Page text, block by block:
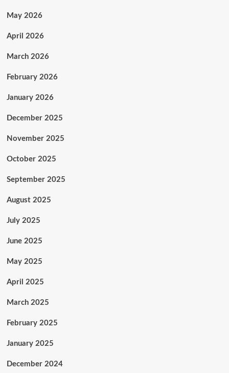
May 2026
April 2026
March 2026
February 2026
January 2026
December 2025
November 2025
October 2025
September 2025
August 2025
July 2025
June 2025
May 2025
April 2025
March 2025
February 2025
January 2025
December 2024